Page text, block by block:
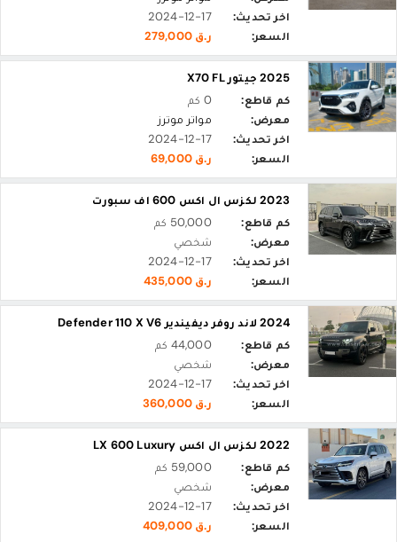
اخر تحديث:
2024-12-17
السعر:
ر.ق 279,000
2025 جيتور X70 FL
كم قاطع:
0 كم
معرض:
مواتر موترز
اخر تحديث:
2024-12-17
السعر:
ر.ق 69,000
2023 لكزس ال اكس 600 اف سبورت
كم قاطع:
50,000 كم
معرض:
شخصي
اخر تحديث:
2024-12-17
السعر:
ر.ق 435,000
2024 لاند روفر ديفيندير Defender 110 X V6
كم قاطع:
44,000 كم
معرض:
شخصي
اخر تحديث:
2024-12-17
السعر:
ر.ق 360,000
2022 لكزس ال اكس LX 600 Luxury
كم قاطع:
59,000 كم
معرض:
شخصي
اخر تحديث:
2024-12-17
السعر:
ر.ق 409,000